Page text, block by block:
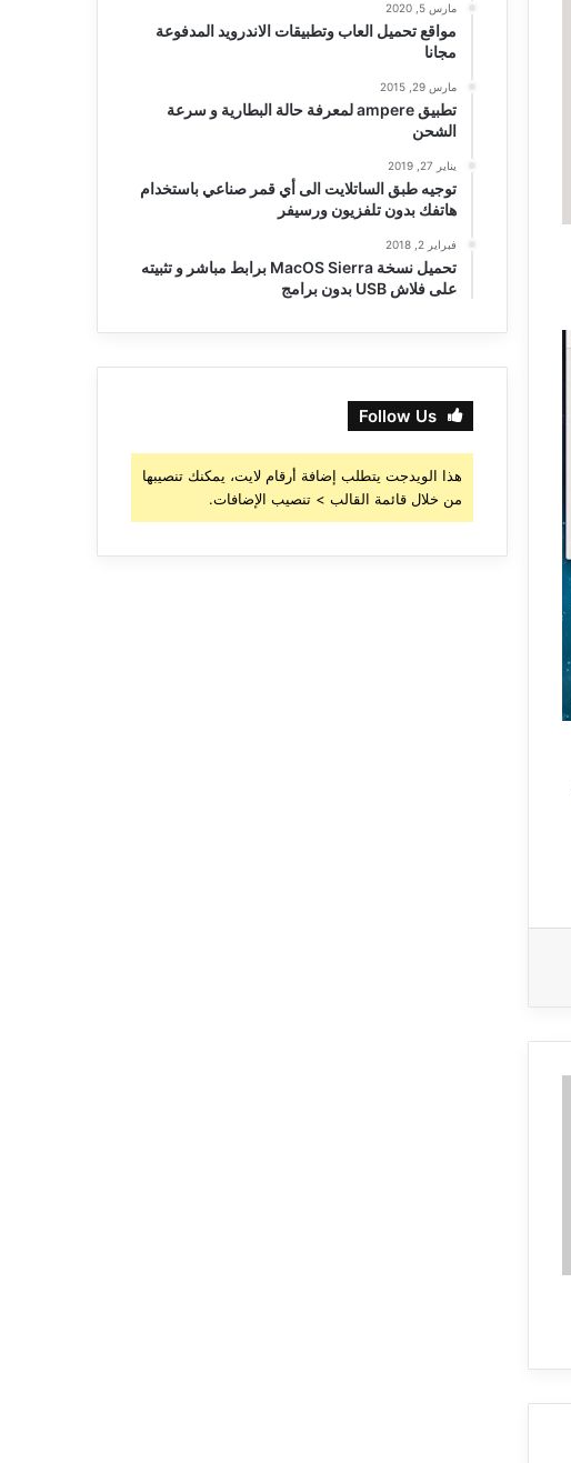
مارس 5, 2020
مواقع تحميل العاب وتطبيقات الاندرويد المدفوعة
مجانا
مارس 29, 2015
تطبيق ampere لمعرفة حالة البطارية و سرعة
الشحن
يناير 27, 2019
توجيه طبق الساتلايت الى أي قمر صناعي باستخدام
هاتفك بدون تلفزيون ورسيفر
فبراير 2, 2018
تحميل نسخة MacOS Sierra برابط مباشر و تثبيته
على فلاش USB بدون برامج
Follow Us
هذا الويدجت يتطلب إضافة أرقام لايت، يمكنك تنصيبها
من خلال قائمة القالب > تنصيب الإضافات.